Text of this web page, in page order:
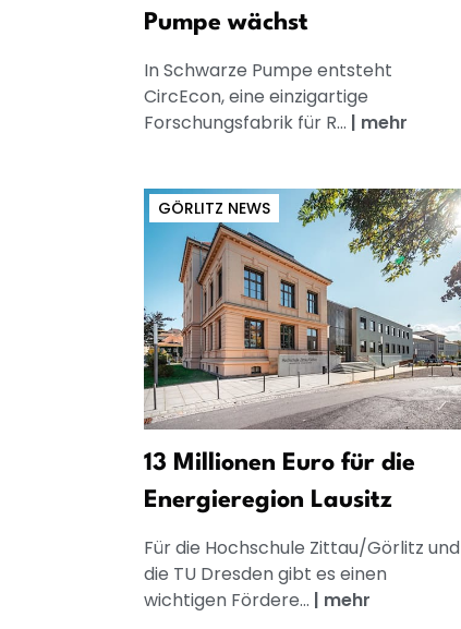
Pumpe wächst
In Schwarze Pumpe entsteht
CircEcon, eine einzigartige
Forschungsfabrik für R... | mehr
GÖRLITZ NEWS
13 Millionen Euro für die
Energieregion Lausitz
Für die Hochschule Zittau/Görlitz und
die TU Dresden gibt es einen
wichtigen Fördere... | mehr